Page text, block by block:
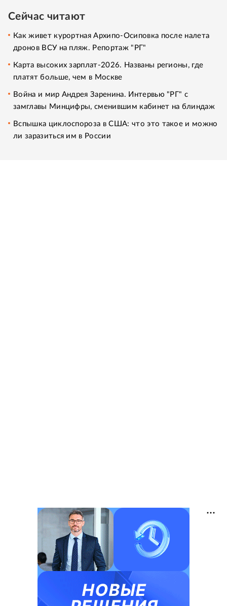
Сейчас читают
Как живет курортная Архипо-Осиповка после налета
дронов ВСУ на пляж. Репортаж "РГ"
Карта высоких зарплат-2026. Названы регионы, где
платят больше, чем в Москве
Война и мир Андрея Заренина. Интервью "РГ" с
замглавы Минцифры, сменившим кабинет на блиндаж
Вспышка циклоспороза в США: что это такое и можно
ли заразиться им в России